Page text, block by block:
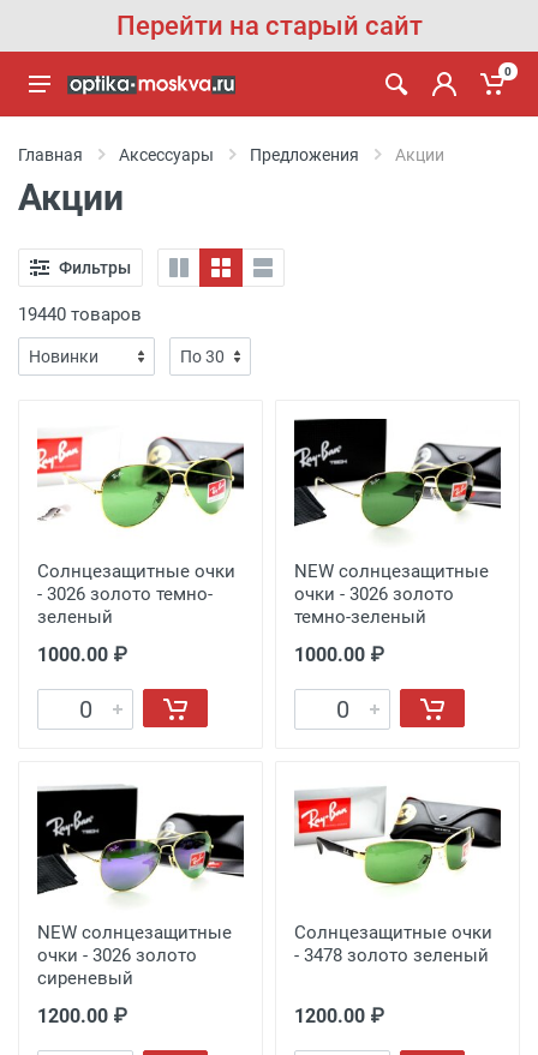
Перейти на старый сайт
0
Главная Аксессуары Предложения Акции
Акции
Фильтры
19440 товаров
Солнцезащитные очки
- 3026 золото темно-
зеленый
1000.00 ₽
NEW солнцезащитные
очки - 3026 золото
темно-зеленый
1000.00 ₽
NEW солнцезащитные
очки - 3026 золото
сиреневый
1200.00 ₽
Солнцезащитные очки
- 3478 золото зеленый
1200.00 ₽